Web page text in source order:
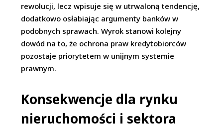
rewolucji, lecz wpisuje się w utrwaloną tendencję,
dodatkowo osłabiając argumenty banków w
podobnych sprawach. Wyrok stanowi kolejny
dowód na to, że ochrona praw kredytobiorców
pozostaje priorytetem w unijnym systemie
prawnym.
Konsekwencje dla rynku
nieruchomości i sektora